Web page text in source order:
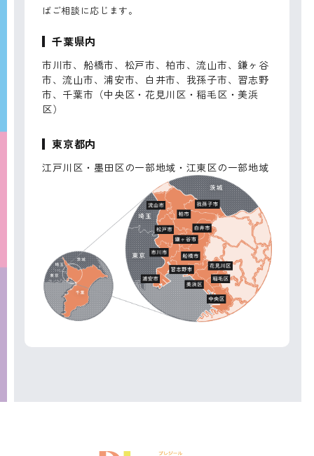
ばご相談に応じます。
千葉県内
市川市、船橋市、松戸市、柏市、流山市、鎌ヶ谷
市、流山市、浦安市、白井市、我孫子市、習志野
市、千葉市（中央区・花見川区・稲毛区・美浜
区）
東京都内
江戸川区・墨田区の一部地域・江東区の一部地域